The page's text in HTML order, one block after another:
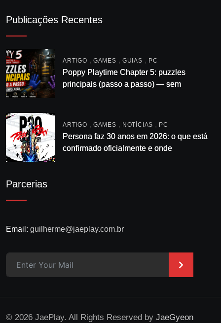
Publicações Recentes
ARTIGO , GAMES , GUIAS , PC
Poppy Playtime Chapter 5: puzzles
principais (passo a passo) — sem
ARTIGO , GAMES , NOTÍCIAS , PC
Persona faz 30 anos em 2026: o que está
confirmado oficialmente e onde
Parcerias
Email: guilherme@jaeplay.com.br
>
© 2026 JaePlay. All Rights Reserved by JaeGyeon